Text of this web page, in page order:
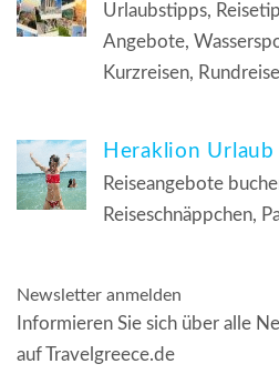
Urlaubstipps,
Angebote,
Kurzreisen,
Heraklion
Reiseangebote
Reiseschnäppchen,
Newsletter anmelden
Informieren Sie sich über alle
auf Travelgreece.de